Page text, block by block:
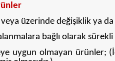
üzerinde değişiklik ya da
bağlı olarak sürekli
olmayan ürünler;